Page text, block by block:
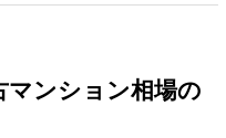
マンション相場の